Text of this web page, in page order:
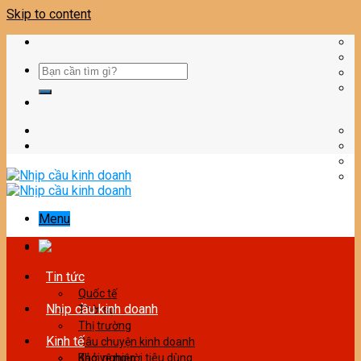
Skip to content
Menu
Tin tức
Quốc tế
Thời sự
Nhịp cầu kinh doanh
Thị trường
Câu chuyện kinh doanh
Bảo vệ người tiêu dùng
Kinh tế
Khởi nghiệp